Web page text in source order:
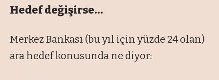
Hedef değişirse…
Merkez Bankası (bu yıl için yüzde 24 olan)
ara hedef konusunda ne diyor: